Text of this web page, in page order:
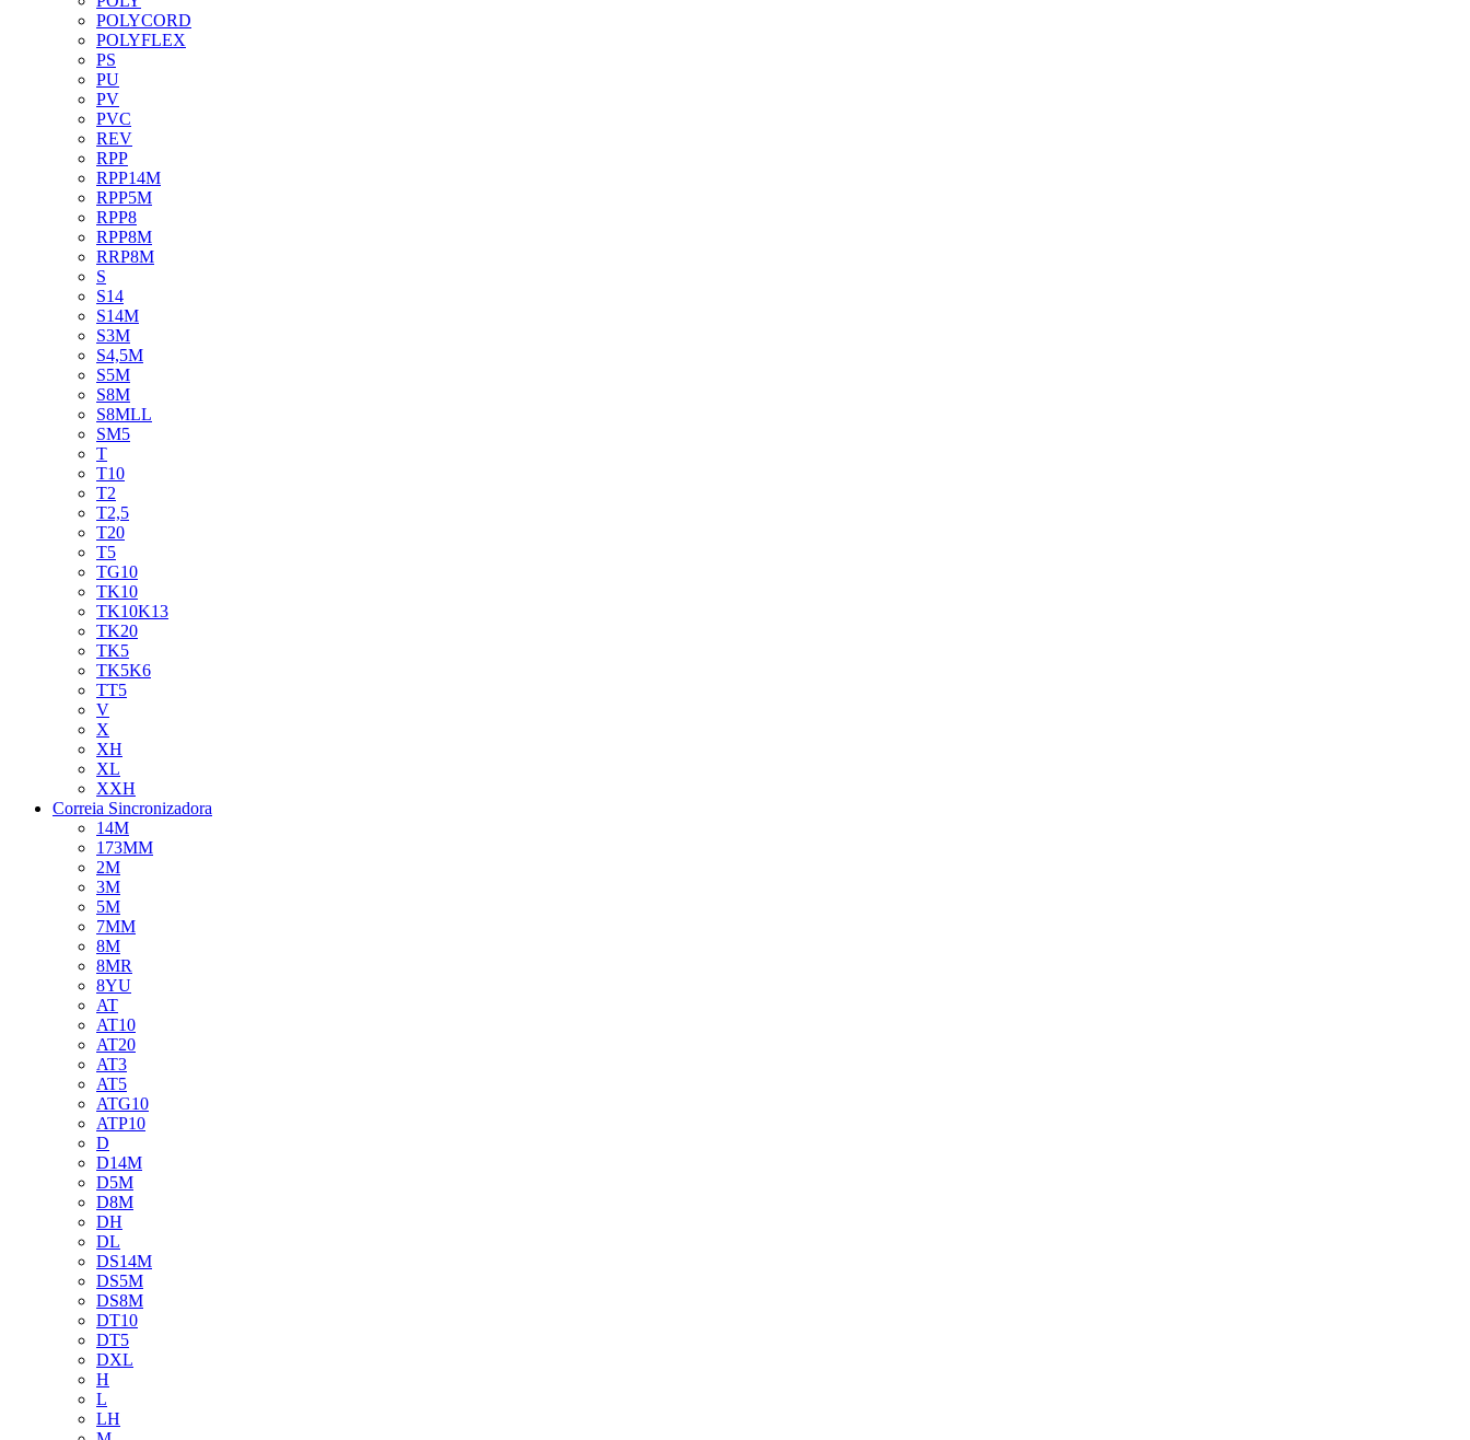
POLYCORD
POLYFLEX
PS
PU
PV
PVC
REV
RPP
RPP14M
RPP5M
RPP8
RPP8M
RRP8M
S
S14
S14M
S3M
S4,5M
S5M
S8M
S8MLL
SM5
T
T10
T2
T2,5
T20
T5
TG10
TK10
TK10K13
TK20
TK5
TK5K6
TT5
V
X
XH
XL
XXH
Correia Sincronizadora
14M
173MM
2M
3M
5M
7MM
8M
8MR
8YU
AT
AT10
AT20
AT3
AT5
ATG10
ATP10
D
D14M
D5M
D8M
DH
DL
DS14M
DS5M
DS8M
DT10
DT5
DXL
H
L
LH